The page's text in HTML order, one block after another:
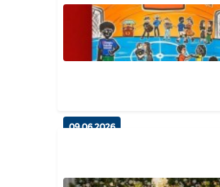
Campanha Aquece
realiza entrega de
para...
09.06.2026
Cidadania e Proteção: Ação